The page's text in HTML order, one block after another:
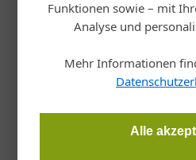
Funktionen sowie – mit
Analyse und
Mehr Informationen
Alle
Humlanger Straße 20,